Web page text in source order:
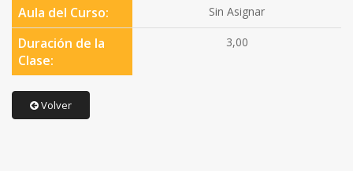
Aula del Curso: Sin Asignar
Duración de la
Clase:
3,00
Volver